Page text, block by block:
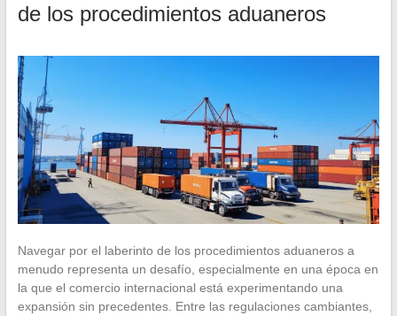
de los procedimientos aduaneros
Navegar por el laberinto de los procedimientos aduaneros a
menudo representa un desafío, especialmente en una época en
la que el comercio internacional está experimentando una
expansión sin precedentes. Entre las regulaciones cambiantes,